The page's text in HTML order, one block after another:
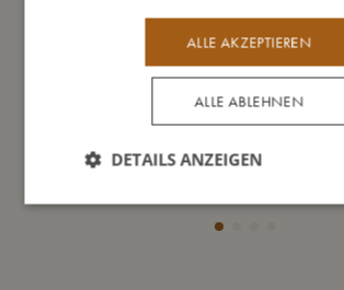
Schmuckkästchen mit Musik – Unicorn
ALLE AKZEPTIEREN
ALLE ABLEHNEN
DETAILS ANZEIGEN